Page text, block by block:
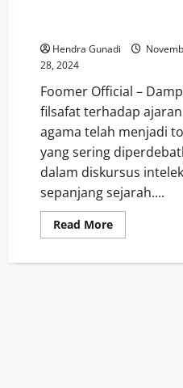
Hendra Gunadi
28, 2024
Foomer Official –
filsafat terhadap ajaran
agama telah menjadi
yang sering
dalam diskursus
sepanjang sejarah....
Read MoreRead
more
Dogma: